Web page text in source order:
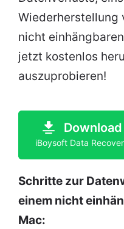
Wiederherstellung
nicht
jetzt kostenlos
auszuprobieren!
Download
iBoysoft Data
Schritte zur
einem nicht
Mac: